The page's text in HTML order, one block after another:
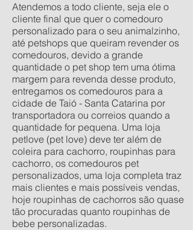
Atendemos a todo cliente, seja ele o
cliente final que quer o comedouro
personalizado para o seu animalzinho,
até petshops que queiram revender os
comedouros, devido a grande
quantidade o pet shop tem uma ótima
margem para revenda desse produto,
entregamos os comedouros para a
cidade de Taió - Santa Catarina por
transportadora ou correios quando a
quantidade for pequena. Uma loja
petlove (pet love) deve ter além de
coleira para cachorro, roupinhas para
cachorro, os comedouros pet
personalizados, uma loja completa traz
mais clientes e mais possíveis vendas,
hoje roupinhas de cachorros são quase
tão procuradas quanto roupinhas de
bebe personalizadas.